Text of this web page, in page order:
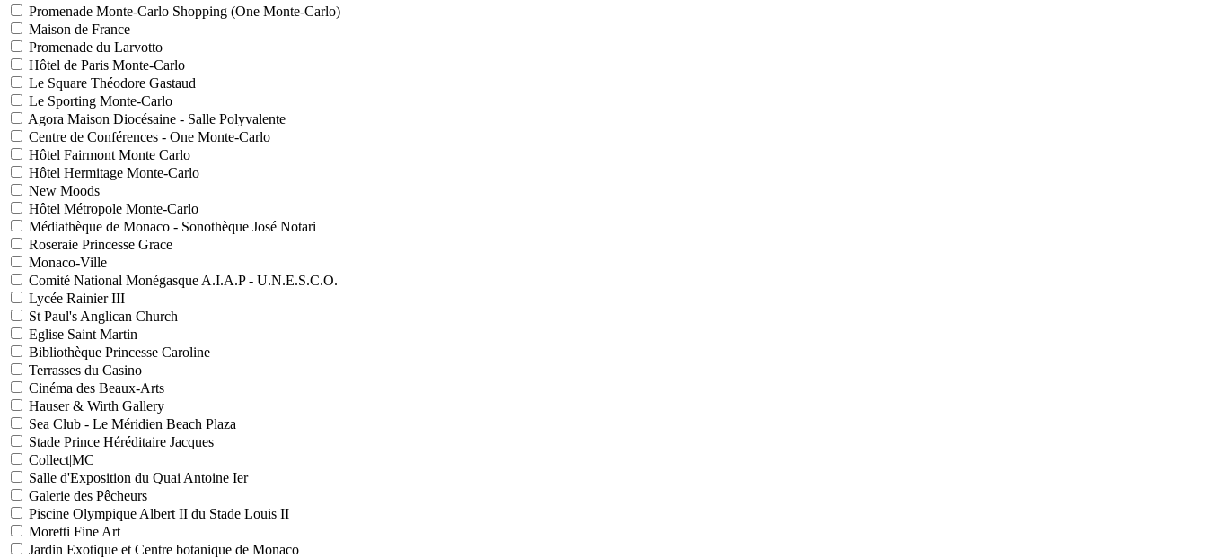
Promenade Monte-Carlo Shopping (One Monte-Carlo)
Maison de France
Promenade du Larvotto
Hôtel de Paris Monte-Carlo
Le Square Théodore Gastaud
Le Sporting Monte-Carlo
Agora Maison Diocésaine - Salle Polyvalente
Centre de Conférences - One Monte-Carlo
Hôtel Fairmont Monte Carlo
Hôtel Hermitage Monte-Carlo
New Moods
Hôtel Métropole Monte-Carlo
Médiathèque de Monaco - Sonothèque José Notari
Roseraie Princesse Grace
Monaco-Ville
Comité National Monégasque A.I.A.P - U.N.E.S.C.O.
Lycée Rainier III
St Paul's Anglican Church
Eglise Saint Martin
Bibliothèque Princesse Caroline
Terrasses du Casino
Cinéma des Beaux-Arts
Hauser & Wirth Gallery
Sea Club - Le Méridien Beach Plaza
Stade Prince Héréditaire Jacques
Collect|MC
Salle d'Exposition du Quai Antoine Ier
Galerie des Pêcheurs
Piscine Olympique Albert II du Stade Louis II
Moretti Fine Art
Jardin Exotique et Centre botanique de Monaco